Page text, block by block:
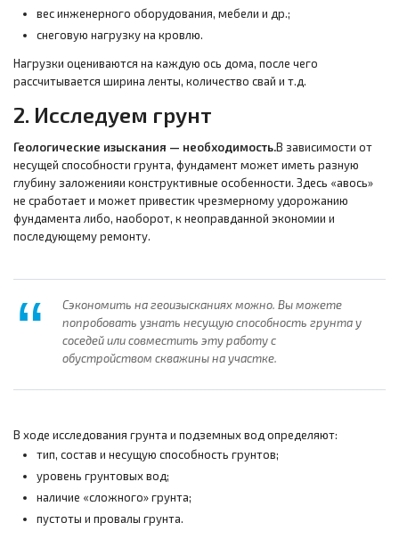
вес инженерного оборудования, мебели и др.;
снеговую нагрузку на кровлю.
Нагрузки оцениваются на каждую ось дома, после чего
рассчитывается ширина ленты, количество свай и т.д.
2. Исследуем грунт
Геологические изыскания — необходимость.В зависимости от
несущей способности грунта, фундамент может иметь разную
глубину заложенияи конструктивные особенности. Здесь «авось»
не сработает и может привестик чрезмерному удорожанию
фундамента либо, наоборот, к неоправданной экономии и
последующему ремонту.
Сэкономить на геоизысканиях можно. Вы можете
попробовать узнать несущую способность грунта у
соседей или совместить эту работу с
обустройством скважины на участке.
В ходе исследования грунта и подземных вод определяют:
тип, состав и несущую способность грунтов;
уровень грунтовых вод;
наличие «сложного» грунта;
пустоты и провалы грунта.